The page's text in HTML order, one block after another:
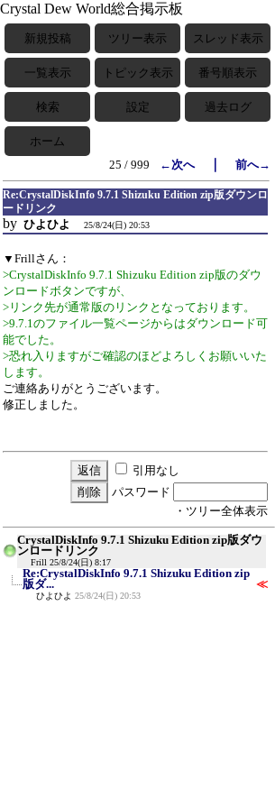
Crystal Dew World総合掲示板
新規投稿 ツリー表示 スレッド表示
一覧表示 トピック表示 番号順表示
検索 設定 過去ログ
ホーム
25 / 999
←次へ｜ 前へ→
Re:CrystalDiskInfo 9.7.1 Shizuku Edition zip版ダウンロ
ードリンク
by ひよひよ 25/8/24(日) 20:53
▼Frillさん：
>CrystalDiskInfo 9.7.1 Shizuku Edition zip版のダウ
ンロードボタンですが、
>リンク先が通常版のリンクとなっております。
>9.7.1のファイル一覧ページからはダウンロード可
能でした。
>恐れ入りますがご確認のほどよろしくお願いいた
します。
ご連絡ありがとうございます。
修正しました。
引用なし
パスワード
・ツリー全体表示
CrystalDiskInfo 9.7.1 Shizuku Edition zip版ダウ
ンロードリンク
Frill 25/8/24(日) 8:17
Re:CrystalDiskInfo 9.7.1 Shizuku Edition zip
版ダ...
ひよひよ 25/8/24(日) 20:53
≪